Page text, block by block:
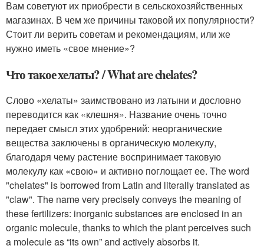
Вам советуют их приобрести в сельскохозяйственных
магазинах. В чем же причины таковой их популярности?
Стоит ли верить советам и рекомендациям, или же
нужно иметь «свое мнение»?
Что такое хелаты? / What are chelates?
Слово «хелаты» заимствовано из латыни и дословно
переводится как «клешня». Название очень точно
передает смысл этих удобрений: неорганические
вещества заключены в органическую молекулу,
благодаря чему растение воспринимает таковую
молекулу как «свою» и активно поглощает ее. The word
"chelates" is borrowed from Latin and literally translated as
"claw". The name very precisely conveys the meaning of
these fertilizers: inorganic substances are enclosed in an
organic molecule, thanks to which the plant perceives such
a molecule as “its own” and actively absorbs it.